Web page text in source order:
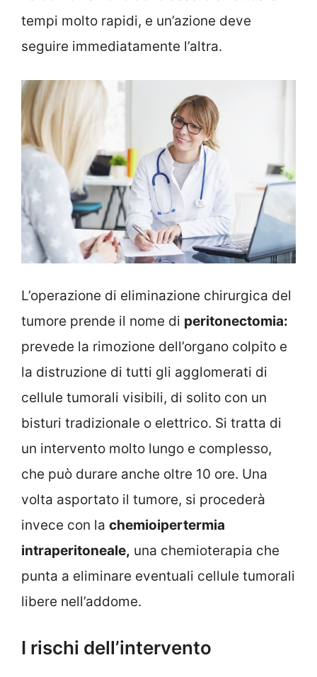
tempi molto rapidi, e un’azione deve
seguire immediatamente l’altra.
L’operazione di eliminazione chirurgica del
tumore prende il nome di peritonectomia:
prevede la rimozione dell’organo colpito e
la distruzione di tutti gli agglomerati di
cellule tumorali visibili, di solito con un
bisturi tradizionale o elettrico. Si tratta di
un intervento molto lungo e complesso,
che può durare anche oltre 10 ore. Una
volta asportato il tumore, si procederà
invece con la chemioipertermia
intraperitoneale, una chemioterapia che
punta a eliminare eventuali cellule tumorali
libere nell’addome.
I rischi dell’intervento